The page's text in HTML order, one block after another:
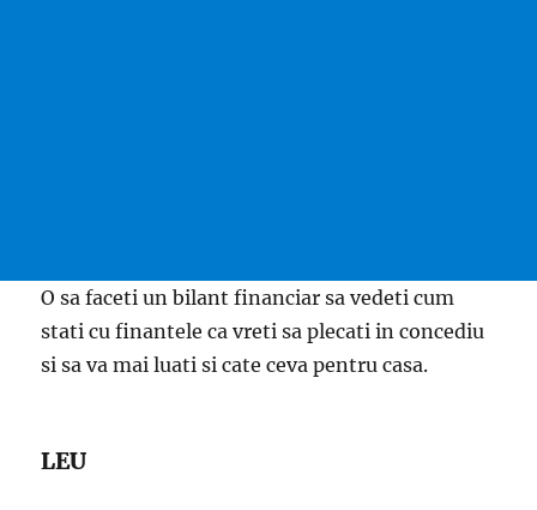
O sa faceti un bilant financiar sa vedeti cum
stati cu finantele ca vreti sa plecati in concediu
si sa va mai luati si cate ceva pentru casa.
LEU